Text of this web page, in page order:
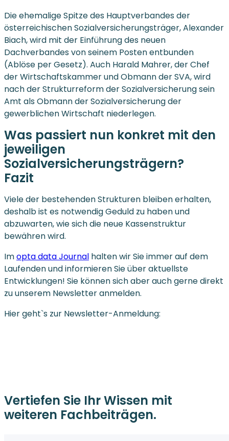
Die ehemalige Spitze des Hauptverbandes der
österreichischen Sozialversicherungsträger, Alexander
Biach, wird mit der Einführung des neuen
Dachverbandes von seinem Posten entbunden
(Ablöse per Gesetz). Auch Harald Mahrer, der Chef
der Wirtschaftskammer und Obmann der SVA, wird
nach der Strukturreform der Sozialversicherung sein
Amt als Obmann der Sozialversicherung der
gewerblichen Wirtschaft niederlegen.
Was passiert nun konkret mit den
jeweiligen
Sozialversicherungsträgern?
Fazit
Viele der bestehenden Strukturen bleiben erhalten,
deshalb ist es notwendig Geduld zu haben und
abzuwarten, wie sich die neue Kassenstruktur
bewähren wird.
Imopta data Journal halten wir Sie immer auf dem
Laufenden und informieren Sie über aktuellste
Entwicklungen! Sie können sich aber auch gerne direkt
zu unserem Newsletter anmelden.
Hier geht`s zur Newsletter-Anmeldung:
Vertiefen Sie Ihr Wissen mit
weiteren Fachbeiträgen.